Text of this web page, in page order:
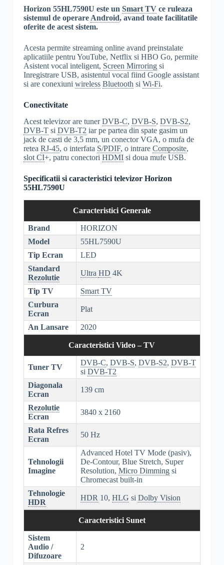
Horizon 55HL7590U este un Smart TVce ruleaza
sistemul de operareAndroid, avand toate facilitatile
oferite de acest sistem.
Acesta permite streaming online avand preinstalate
aplicatiile pentru YouTube, Netflix si HBO Go, permite
Asistent vocal inteligent, Screen Mirroringsi
Inregistrare USB, asistentul vocal fiind Google assistant
si are conexiuni wireless Bluetoothsi Wi-Fi.
Conectivitate
Acest televizor are tunerDVB-C, DVB-S, DVB-S2,
DVB-Tsi DVB-T2 iar pe partea din spate gasim un
jack de casti de 3,5 mm, un conector VGA, o mufa de
retea RJ-45, o interfata S/PDIF, o intrare Composite,
slot CI+, patru conectori HDMIsi doua mufe USB.
Specificatii si caracteristici televizor Horizon
55HL7590U
Caracteristici Generale
Brand
HORIZON
Model
55HL7590U
Tip Ecran
LED
Standard
Rezolutie
Ultra HD 4K
Tip TV
Smart TV
Curbura
Ecran
Plat
An Lansare 2020
Caracteristici Video – TV
Tuner TV
DVB-C, DVB-S, DVB-S2, DVB-T
si DVB-T2
Diagonala
Ecran
139 cm
Rezolutie
Ecran
3840 x 2160
Rata Refres
Ecran
50 Hz
Tehnologii
Imagine
Advanced Hotel TV Mode (pasiv),
De-Contour, Blue Stretch, Super
Resolution, Micro Dimmingsi
Chromecast built-in
Tehnologie
HDR
HDR 10, HLG si Dolby Vision
Caracteristici Sunet
Sistem
Audio /
Difuzoare
2